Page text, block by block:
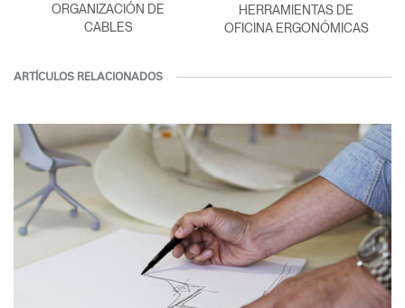
ORGANIZACIÓN DE
CABLES
HERRAMIENTAS DE
OFICINA ERGONÓMICAS
ARTÍCULOS RELACIONADOS